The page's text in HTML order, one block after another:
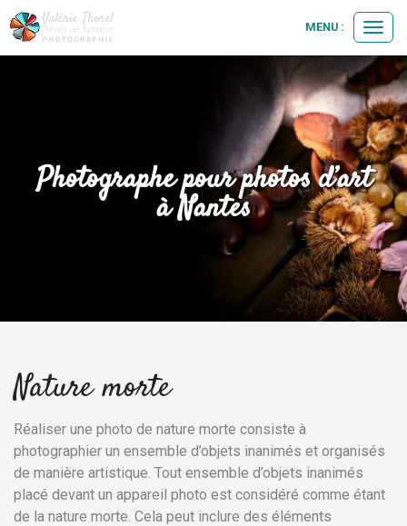
Ouvrir
le
menu
MENU :
Photographe pour photos d’art
à Nantes
Nature morte
Réaliser une photo de nature morte consiste à
photographier un ensemble d’objets inanimés et organisés
de manière artistique. Tout ensemble d’objets inanimés
placé devant un appareil photo est considéré comme étant
de la nature morte. Cela peut inclure des éléments